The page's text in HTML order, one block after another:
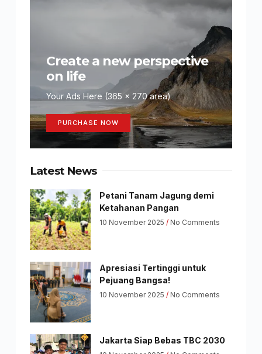
Create a new perspective
on life
Your Ads Here (365 x 270 area)
PURCHASE NOW
Latest News
Petani Tanam Jagung demi
Ketahanan Pangan
10 November 2025 No Comments
Apresiasi Tertinggi untuk
Pejuang Bangsa!
10 November 2025 No Comments
Jakarta Siap Bebas TBC 2030